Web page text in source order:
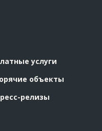
услуги
объекты
релизы